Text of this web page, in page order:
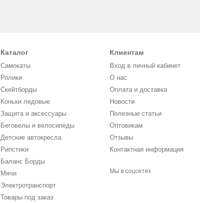
Каталог
Самокаты
Ролики
Скейтборды
Коньки ледовые
Защита и аксессуары
Беговелы и велосипеды
Детские автокресла
Рипстики
Баланс Борды
Мячи
Электротранспорт
Товары под заказ
Клиентам
Вход в личный кабинет
О нас
Оплата и доставка
Новости
Полезные статьи
Оптовикам
Отзывы
Контактная информация
Мы в соцсетях